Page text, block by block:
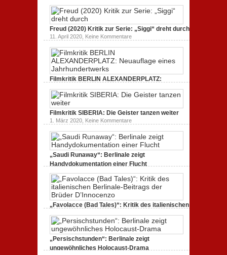
Kritik
zum
Bullenritt
durch
ein
Dokumentarfilm: unverständlich,
unmissverständlich.
19. Mai 2020,Keine Kommentare
Endlich
Tacheles
(2020)
unverständlich,
Freud (2020) Kritik zur Serie: „Siggi“ dreht durch
11. April 2020, Keine Kommentarezu
Freud
(2020)
zur
dreht
durch
Filmkritik BERLIN ALEXANDERPLATZ:
Neuauflage eines Jahrhundertwerks
1. März 2020,Keine Kommentarezu
BERLIN
ALEXANDERPLATZ:
Neuauflage
eines
Jahrhundertwerks
Filmkritik SIBERIA: Die Geister tanzen weiter
1. März 2020, Keine Kommentarezu
Filmkritik
SIBERIA:
Die
Geister
tanzen
weiter
„Saudi Runaway“: Berlinale zeigt
Handydokumentation einer Flucht
„Saudi
Runaway“:
Berlinale
Handydokumentation
einer
„Favolacce (Bad Tales)“: Kritik des italienischen
Berlinale-Beitrags der Brüder D’Innocenzo
25. Februar 2020,Keine Kommentarezu
„Favolacce
(Bad
Tales)“:
Kritik
des
„Persischstunden“: Berlinale zeigt
ungewöhnliches Holocaust-Drama